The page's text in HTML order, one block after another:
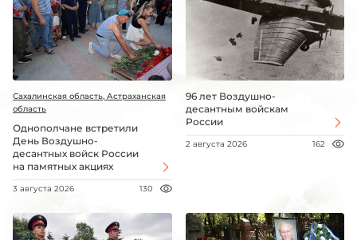
Сахалинская область, Астраханская
область
Однополчане встретили
День Воздушно-
десантных войск России
на памятных акциях
3 августа 2026 130
96 лет Воздушно-
десантным войскам
России
2 августа 2026 162